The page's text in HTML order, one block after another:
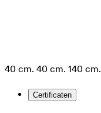
40 cm. 40 cm. 140 cm.
Certificaten